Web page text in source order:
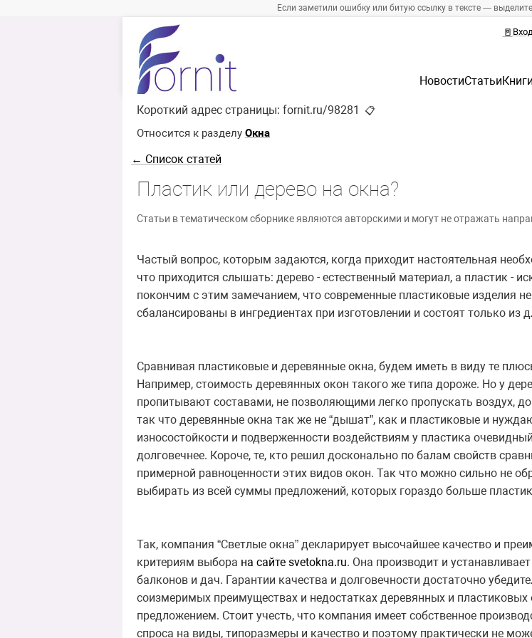
Если заметили ошибку или битую ссылку в тексте —
🚪
НовостиСтатьиКниги
Короткий адрес страницы: fornit.ru/98281 📋
Относится к разделу Окна
← Список статей
Пластик или дерево на окна?
Статьи в тематическом сборнике являются авторскими и могут не отражать
Частый вопрос, которым задаются, когда приходит настоятельная
что приходится слышать: дерево - естественный материал, а пластик -
покончим с этим замечанием, что современные пластиковые изделия
сбалансированы в ингредиентах при изготовлении и состоят только
Сравнивая пластиковые и деревянные окна, будем иметь в виду те
Например, стоимость деревянных окон такого же типа дороже. Но у
пропитывают составами, не позволяющими легко пропускать воздух,
так что деревянные окна так же не “дышат”, как и пластиковые и
износостойкости и подверженности воздействиям у пластика
долговечнее. Короче, те, кто решил досконально по балам свойств
примерной равноценности этих видов окон. Так что можно сильно не
выбирать из всей суммы предложений, которых гораздо больше
Так, компания “Светлые окна” декларирует высочайшее качество и
критериям выбора на сайте svetokna.ru. Она производит и
балконов и дач. Гарантии качества и долговечности достаточно
соизмеримых преимуществах и недостатках деревянных и пластиковых
предложением. Стоит учесть, что компания имеет собственное
спроса на виды, типоразмеры и качество и поэтому практически не